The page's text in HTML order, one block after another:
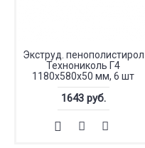
Экструд. пенополистирол
Технониколь Г4
1180х580х50 мм, 6 шт
1643 руб.